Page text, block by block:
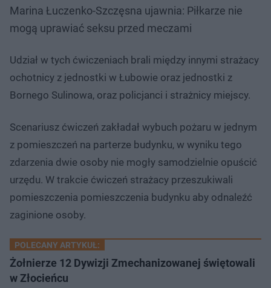
Marina Łuczenko-Szczęsna ujawnia: Piłkarze nie
mogą uprawiać seksu przed meczami
Udział w tych ćwiczeniach brali między innymi strażacy
ochotnicy z jednostki w Łubowie oraz jednostki z
Bornego Sulinowa, oraz policjanci i strażnicy miejscy.
Scenariusz ćwiczeń zakładał wybuch pożaru w jednym
z pomieszczeń na parterze budynku, w wyniku tego
zdarzenia dwie osoby nie mogły samodzielnie opuścić
urzędu. W trakcie ćwiczeń strażacy przeszukiwali
pomieszczenia pomieszczenia budynku aby odnaleźć
zaginione osoby.
POLECANY ARTYKUŁ:
Żołnierze 12 Dywizji Zmechanizowanej świętowali
w Złocieńcu